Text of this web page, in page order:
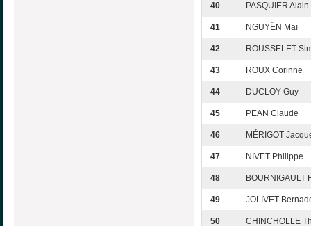
40 PASQUIER Alain
41 NGUYÊN Maï
42 ROUSSELET
43 ROUX Corinne
44 DUCLOY Guy
45 PEAN Claude
46 MÉRIGOT
47 NIVET Philippe
48 BOURNIGAULT
49 JOLIVET
50 CHINCHOLLE